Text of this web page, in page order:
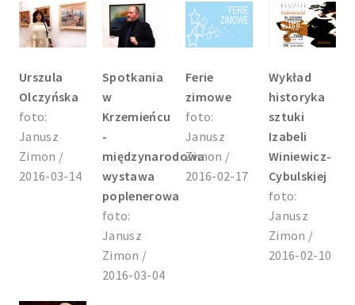
Urszula
Olczyńska
foto:
Janusz
Zimon /
2016-03-14
Spotkania
w
Krzemieńcu
-
międzynarodowa
wystawa
poplenerowa
foto:
Janusz
Zimon /
2016-03-04
Ferie
zimowe
foto:
Janusz
Zimon /
2016-02-17
Wykład
historyka
sztuki
Izabeli
Winiewicz-
Cybulskiej
foto:
Janusz
Zimon /
2016-02-10